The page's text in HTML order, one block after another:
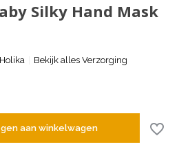
Silky Hand Mask
Bekijk alles Verzorging
aan winkelwagen